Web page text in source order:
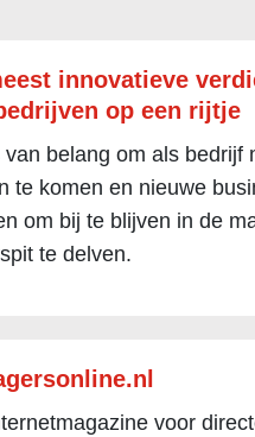
innovatieve
op een rijtje
van belang om als bedrijf
te komen en nieuwe
om bij te blijven in de
te delven.
voor